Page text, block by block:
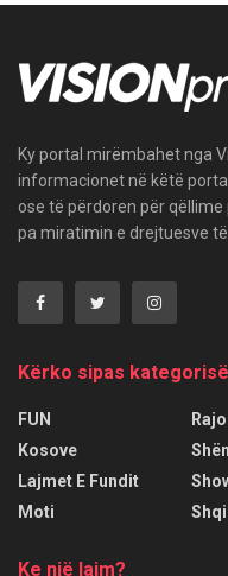
Ky portal mirëmbahet nga
informacionet në këtë
ose të përdoren për
pa miratimin e drejtuesve
Kërko sipas kategorisë
FUN
Kosove
Lajmet E Fundit
Moti
Ke një lajm?